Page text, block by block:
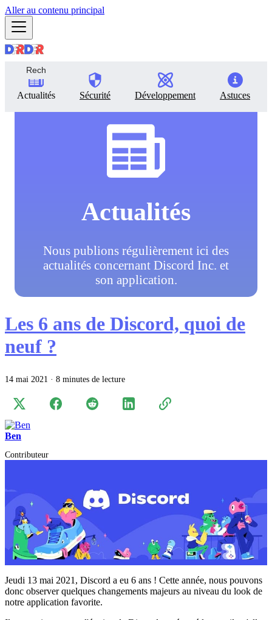
Aller au contenu principal
Actualités Sécurité Développement Astuces
Actualités
Nous publions régulièrement ici des
actualités concernant Discord Inc. et
son application.
Les 6 ans de Discord, quoi de
neuf ?
14 mai 2021 · 8 minutes de lecture
Ben
Contributeur
Jeudi 13 mai 2021, Discord a eu 6 ans ! Cette année, nous pouvons
donc observer quelques changements majeurs au niveau du look de
notre application favorite.